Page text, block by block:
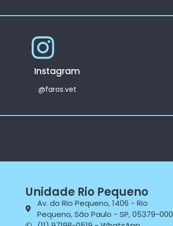
Instagram
@faros.vet
Unidade Rio Pequeno
Av. do Rio Pequeno, 1406 - Rio
Pequeno, São Paulo - SP, 05379-000